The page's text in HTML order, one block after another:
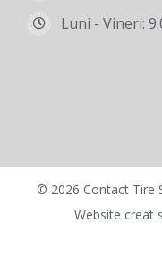
Luni - Vineri:
© 2026 Contact Tire
Website creat